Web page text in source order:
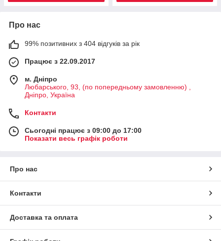
Про нас
99% позитивних з 404 відгуків за рік
Працює з 22.09.2017
м. Дніпро
Любарського, 93, (по попередньому замовленню) ,
Дніпро, Україна
Контакти
Сьогодні працює з 09:00 до 17:00
Показати весь графік роботи
Про нас
Контакти
Доставка та оплата